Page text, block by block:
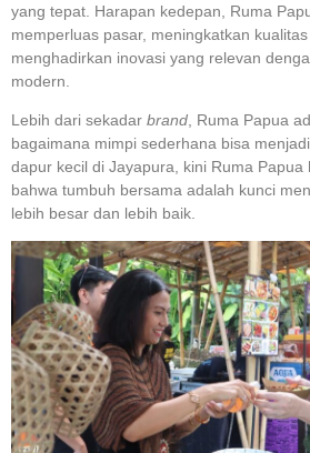
yang tepat. Harapan kedepan, Ruma
memperluas pasar, meningkatkan
menghadirkan inovasi yang relevan
modern.
Lebih dari sekadar brand , Ruma Papua
bagaimana mimpi sederhana bisa
dapur kecil di Jayapura, kini Ruma Papua
bahwa tumbuh bersama adalah kunci
lebih besar dan lebih baik.